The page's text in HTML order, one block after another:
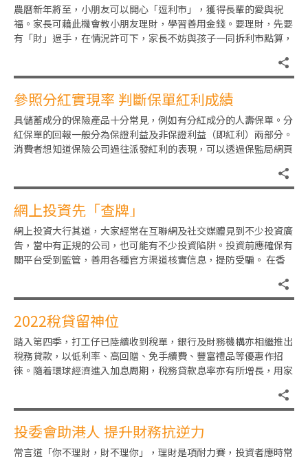
農曆新年將至，小朋友可以開心「逗利市」，獲得長輩的愛與祝
福。家長可藉此機會教小朋友理財，學習善用金錢。要理財，先要
有「財」過手，在情況許可下，家長不妨與孩子一同拆利市點算，
參照分紅實現率 判斷保單紅利成績
具儲蓄成分的保險產品十分常見，例如有分紅成分的人壽保單。分
紅保單的回報一般分為保證利益及非保證利益（即紅利）兩部分。
消費者想知道保險公司過往派發紅利的表現，可以透過保監局網頁
網上投資先「查牌」
網上投資大行其道，大家經常在互聯網及社交媒體見到不少投資廣
告，當中有正規的公司，也可能有不少投資陷阱。投資前應確保有
關平台受到監管，善用各種官方渠道核實信息，提防受騙。 在香
2022稅貸留神位
踏入第四季，打工仔已陸續收到稅單，銀行及財務機構亦相繼推出
稅務貸款，以低利率、高回贈、免手續費、豐富禮品等優惠作招
徠。隨着環球經濟進入加息周期，稅務貸款息率亦有所增長，用家
投委會助港人 提升財務抗逆力
常言道「你不理財，財不理你」，理財是項耐力賽，投資者應時常